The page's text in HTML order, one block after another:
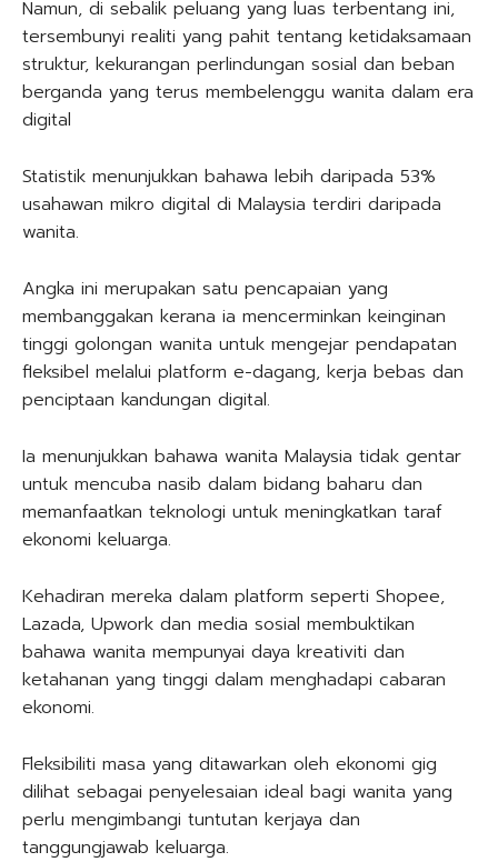
Namun, di sebalik peluang yang luas terbentang ini,
tersembunyi realiti yang pahit tentang ketidaksamaan
struktur, kekurangan perlindungan sosial dan beban
berganda yang terus membelenggu wanita dalam era
digital
Statistik menunjukkan bahawa lebih daripada 53%
usahawan mikro digital di Malaysia terdiri daripada
wanita.
Angka ini merupakan satu pencapaian yang
membanggakan kerana ia mencerminkan keinginan
tinggi golongan wanita untuk mengejar pendapatan
fleksibel melalui platform e-dagang, kerja bebas dan
penciptaan kandungan digital.
Ia menunjukkan bahawa wanita Malaysia tidak gentar
untuk mencuba nasib dalam bidang baharu dan
memanfaatkan teknologi untuk meningkatkan taraf
ekonomi keluarga.
Kehadiran mereka dalam platform seperti Shopee,
Lazada, Upwork dan media sosial membuktikan
bahawa wanita mempunyai daya kreativiti dan
ketahanan yang tinggi dalam menghadapi cabaran
ekonomi.
Fleksibiliti masa yang ditawarkan oleh ekonomi gig
dilihat sebagai penyelesaian ideal bagi wanita yang
perlu mengimbangi tuntutan kerjaya dan
tanggungjawab keluarga.